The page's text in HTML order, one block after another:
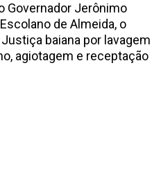
Governador Jerônimo
de Almeida, o
baiana por lavagem
agiotagem e receptação